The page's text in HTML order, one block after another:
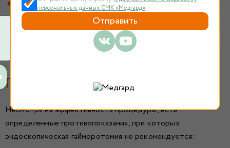
Хронический гайморит
Полипы гайморовой пазухи
Рецидивирующий гайморит
Аллергический ринит с нарушением дренажа
Противопоказания
Несмотря на эффективность процедуры, есть
определенные противопоказания, при которых
эндоскопическая гайморотомия не рекомендуется:
персональных данных СМК «Медгард»